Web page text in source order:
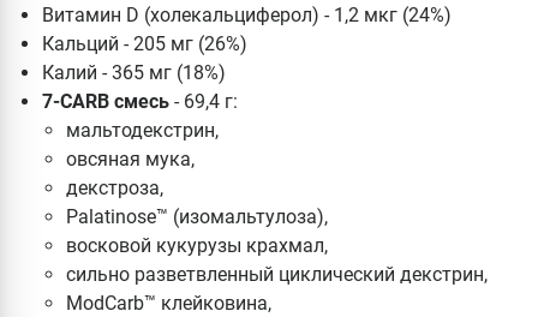
Витамин D (холекальциферол) - 1,2 мкг (24%)
Кальций - 205 мг (26%)
Калий - 365 мг (18%)
7-CARB смесь - 69,4 г:
мальтодекстрин,
овсяная мука,
декстроза,
Palatinose™ (изомальтулоза),
восковой кукурузы крахмал,
сильно разветвленный циклический декстрин,
ModCarb™ клейковина,